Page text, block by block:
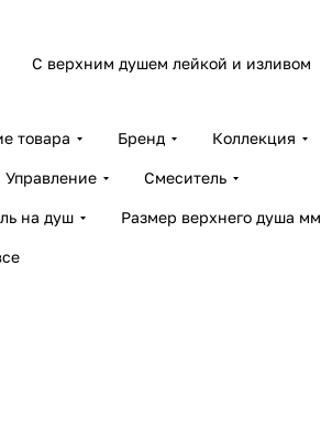
С верхним душем лейкой и изливом
товара Бренд Коллекция
Управление Смеситель
на душ Размер верхнего душа мм